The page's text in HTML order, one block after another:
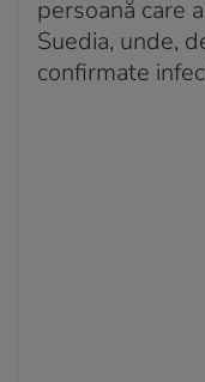
persoană care
Suedia, unde,
confirmate